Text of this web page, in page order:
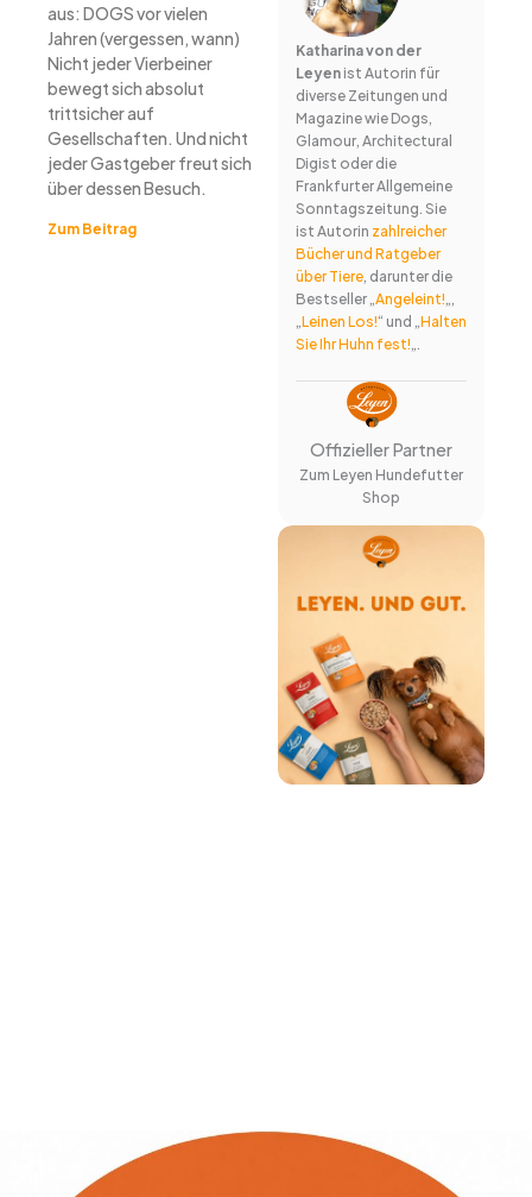
aus: DOGS vor vielen
Jahren (vergessen, wann)
Nicht jeder Vierbeiner
bewegt sich absolut
trittsicher auf
Gesellschaften. Und nicht
jeder Gastgeber freut sich
über dessen Besuch.
Zum Beitrag
Katharina von der
Leyenist Autorin für
diverse Zeitungen und
Magazine wie Dogs,
Glamour, Architectural
Digist oder die
Frankfurter Allgemeine
Sonntagszeitung. Sie
ist Autorin zahlreicher
Bücher und Ratgeber
über Tiere, darunter die
Bestseller „Angeleint!„,
„Leinen Los!“ und „Halten
Sie Ihr Huhn fest!„.
Offizieller Partner
Zum Leyen Hundefutter
Shop